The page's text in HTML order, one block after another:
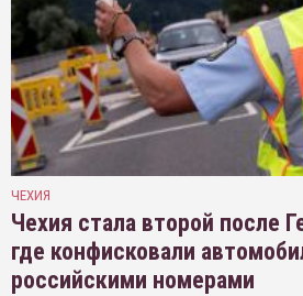
ЧЕХИЯ
Чехия стала второй после
где конфисковали
российскими номерами